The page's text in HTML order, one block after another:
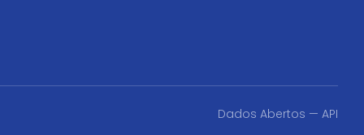
Dados Abertos — API